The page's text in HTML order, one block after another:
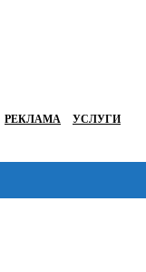
РЕКЛАМА УСЛУГИ